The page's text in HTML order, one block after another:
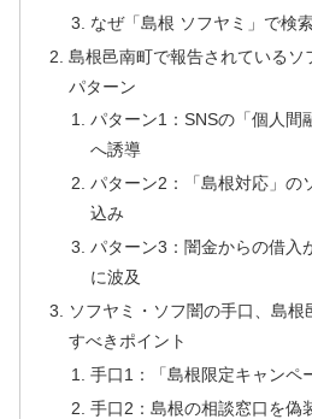
なぜ「島根 ソフヤミ」で検
島根邑南町で報告されているソ
パターン
パターン1：SNSの「個人間
へ誘導
パターン2：「島根対応」の
込み
パターン3：闇金からの借入
に波及
ソフヤミ・ソフ闇の手口、島
すべきポイント
手口1：「島根限定キャンペ
手口2：島根の相談窓口を偽